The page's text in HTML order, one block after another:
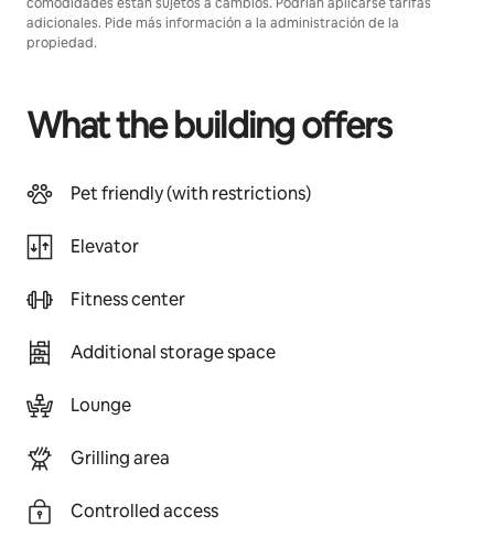
adicionales. Pide más información a la administración de la
propiedad.
What the building offers
Pet friendly (with restrictions)
Elevator
Fitness center
Additional storage space
Lounge
Grilling area
Controlled access